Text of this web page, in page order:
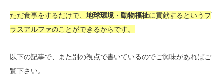
ただ食事をするだけで、 地球環境 ・ 動物福祉に貢献するというプ
ラスアルファのことができるからです。
以下の記事で、また別の視点で書いているのでご興味があればご
覧下さい。